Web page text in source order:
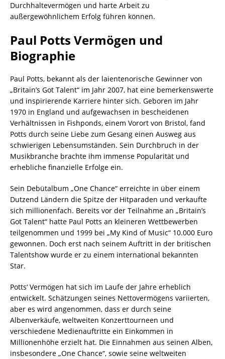
Durchhaltevermögen und harte Arbeit zu
außergewöhnlichem Erfolg führen können.
Paul Potts Vermögen und
Biographie
Paul Potts, bekannt als der laientenorische Gewinner von
„Britain’s Got Talent“ im Jahr 2007, hat eine bemerkenswerte
und inspirierende Karriere hinter sich. Geboren im Jahr
1970 in England und aufgewachsen in bescheidenen
Verhältnissen in Fishponds, einem Vorort von Bristol, fand
Potts durch seine Liebe zum Gesang einen Ausweg aus
schwierigen Lebensumständen. Sein Durchbruch in der
Musikbranche brachte ihm immense Popularität und
erhebliche finanzielle Erfolge ein.
Sein Debütalbum „One Chance“ erreichte in über einem
Dutzend Ländern die Spitze der Hitparaden und verkaufte
sich millionenfach. Bereits vor der Teilnahme an „Britain’s
Got Talent“ hatte Paul Potts an kleineren Wettbewerben
teilgenommen und 1999 bei „My Kind of Music“ 10.000 Euro
gewonnen. Doch erst nach seinem Auftritt in der britischen
Talentshow wurde er zu einem international bekannten
Star.
Potts‘ Vermögen hat sich im Laufe der Jahre erheblich
entwickelt. Schätzungen seines Nettovermögens variierten,
aber es wird angenommen, dass er durch seine
Albenverkäufe, weltweiten Konzerttourneen und
verschiedene Medienauftritte ein Einkommen in
Millionenhöhe erzielt hat. Die Einnahmen aus seinen Alben,
insbesondere „One Chance“, sowie seine weltweiten